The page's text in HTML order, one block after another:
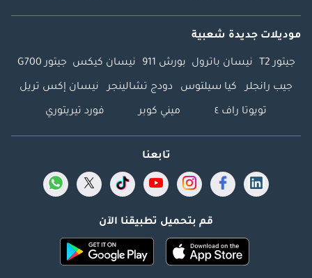
موديلات جديدة شعبية
جيتور T2 نيسان باترول بورش 911 نيسان كيكس جيتور G700
جيب رانجلر كيا سيلتوس دودج تشالينجر نيسان إكس تريل
تويوتا راف ٤ ميني كوبر فورد تيريتوري
تابعنا
قم بتحميل تطبيقنا الآن